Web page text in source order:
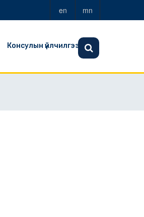
en mn
Консулын үйлчилгээ